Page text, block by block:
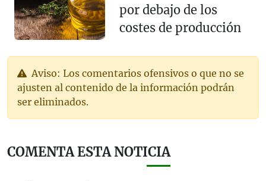
por debajo de los
costes de producción
Aviso: Los comentarios ofensivos o que no se
ajusten al contenido de la información podrán
ser eliminados.
COMENTA ESTA NOTICIA